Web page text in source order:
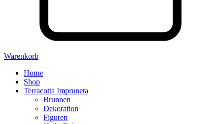
Warenkorb
Home
Shop
Terracotta Impruneta
Brunnen
Dekoration
Figuren